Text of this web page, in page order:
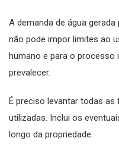
A demanda de água
não pode impor limites ao
humano e para o processo
prevalecer.
É preciso levantar todas
utilizadas. Inclui os
longo da propriedade.